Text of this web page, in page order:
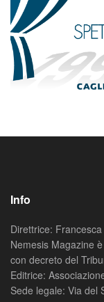
Info
Direttrice:
Nemesis Magazine
con decreto del
Editrice:
Sede legale: Via del